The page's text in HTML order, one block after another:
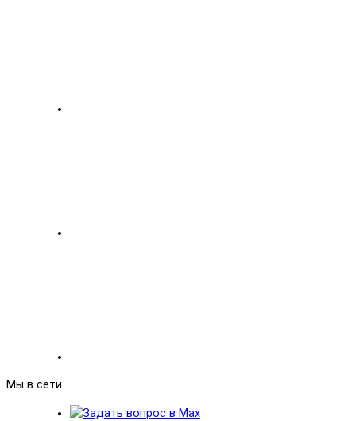
Мы в сети